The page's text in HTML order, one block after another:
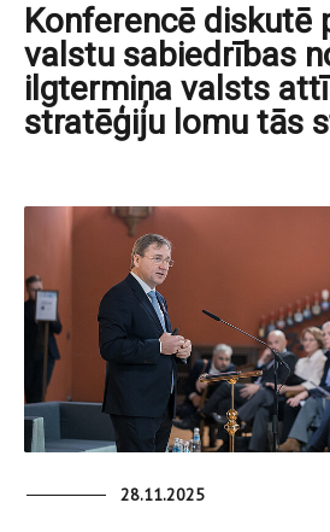
Konferencē diskutē
valstu sabiedrības
ilgtermiņa valsts
stratēģiju lomu tās
28.11.2025